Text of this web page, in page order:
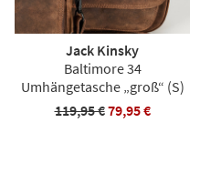
Jack Kinsky
Baltimore 34
Umhängetasche „groß“ (S)
119,95 €79,95 €